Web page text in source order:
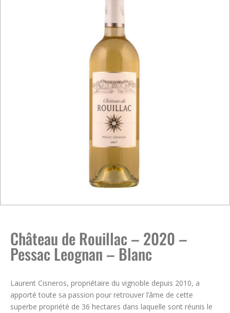
Château de Rouillac – 2020 –
Pessac Leognan – Blanc
Laurent Cisneros, propriétaire du vignoble depuis 2010, a
apporté toute sa passion pour retrouver l’âme de cette
superbe propriété de 36 hectares dans laquelle sont réunis le